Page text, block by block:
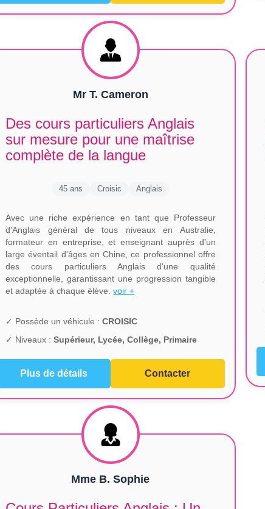
Mr T. Cameron
Des cours particuliers Anglais
sur mesure pour une maîtrise
complète de la langue
45 ans Croisic Anglais
Avec une riche expérience en tant que Professeur
d'Anglais général de tous niveaux en Australie,
formateur en entreprise, et enseignant auprès d'un
large éventail d'âges en Chine, ce professionnel offre
des cours particuliers Anglais d'une qualité
exceptionnelle, garantissant une progression tangible
et adaptée à chaque élève.voir +
✓ Possède un véhicule :CROISIC
✓ Niveaux :Supérieur, Lycée, Collège, Primaire
Plus de détails Contacter
Mme B. Sophie